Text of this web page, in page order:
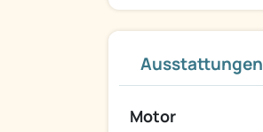
Ausstattungen
Motor